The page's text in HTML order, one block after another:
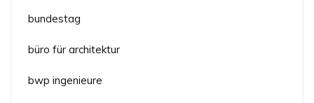
bundestag
büro für architektur
bwp ingenieure